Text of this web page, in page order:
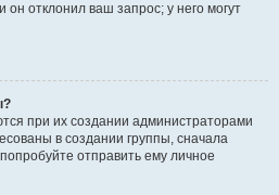
он отклонил ваш запрос; у него могут
при их создании администраторами
в создании группы, сначала
отправить ему личное